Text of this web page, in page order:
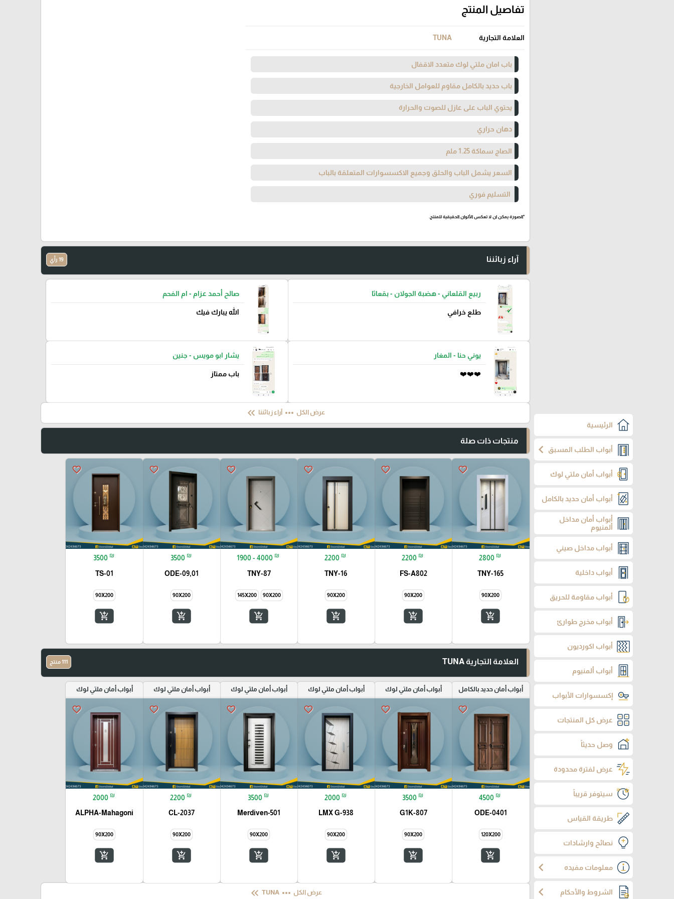
الرئيسية
أبواب الطلب المسبقchevron_left
أبواب أمان ملتي لوك
أبواب أمان حديد بالكامل
أبواب أمان مداخل
ألمنيوم
أبواب مداخل صيني
أبواب داخلية
أبواب مقاومة للحريق
أبواب مخرج طوارئ
أبواب اكورديون
أبواب ألمنيوم
إكسسوارات الأبواب
عرض كل المنتجات
وصل حديثاً
عرض لفترة محدودة
سيتوفر قريباً
طريقة القياس
نصائح وارشادات
معلومات مفيده chevron_left
الشروط والأحكام chevron_left
تفاصيل المنتج
العلامة التجارية TUNA
باب امان ملتي لوك متعدد الاقفال
باب حديد بالكامل مقاوم للعوامل الخارجية
يحتوي الباب على عازل للصوت والحرارة
دهان حراري
الصاج سماكة 1.25 ملم
السعر يشمل الباب والحلق وجميع الاكسسوارات المتعلقة بالباب
التسليم فوري
*الصورة يمكن ان لا تعكس الألوان الحقيقية للمنتج.
آراء زبائننا 19 رأي
ربيع القلعاني - هضبة الجولان - بقعاثا
طلع خرافي
صالح أحمد عزام - ام الفحم
الله يبارك فيك
يوني حنا - المغار
❤️❤️❤️
يشار ابو مويس - جنين
باب ممتاز
عرض الكل more_horiz آراء زبائننا keyboard_double_arrow_left
منتجات ذات صلة
favorite_border
2800 ₪
TNY-165
90X200
add_shopping_cart
favorite_border
2200 ₪
FS-A802
90X200
add_shopping_cart
favorite_border
2200 ₪
TNY-16
90X200
add_shopping_cart
favorite_border
1900 - 4000 ₪
TNY-87
90X200
145X200
add_shopping_cart
favorite_border
3500 ₪
ODE-09,01
90X200
add_shopping_cart
favorite_border
3500 ₪
TS-01
90X200
add_shopping_cart
العلامة التجارية TUNA 111 منتج
أبواب أمان حديد بالكامل
favorite_border
4500 ₪
ODE-0401
120X200
add_shopping_cart
أبواب أمان ملتي لوك
favorite_border
3500 ₪
G1K-807
90X200
add_shopping_cart
أبواب أمان ملتي لوك
favorite_border
2000 ₪
LMX G-938
90X200
add_shopping_cart
أبواب أمان ملتي لوك
favorite_border
3500 ₪
Merdiven-501
90X200
add_shopping_cart
أبواب أمان ملتي لوك
favorite_border
2200 ₪
CL-2037
90X200
add_shopping_cart
أبواب أمان ملتي لوك
favorite_border
2000 ₪
ALPHA-Mahagoni
90X200
add_shopping_cart
عرض الكل more_horiz
TUNA
keyboard_double_arrow_left